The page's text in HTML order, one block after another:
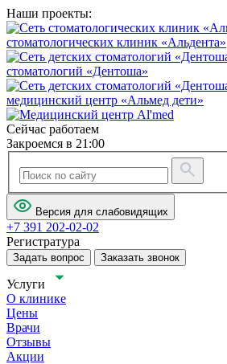
Наши проекты:
стоматологических клиник «Альдента»
стоматологий «Дентоша»
медицинский центр «Альмед дети»
Сейчас работаем
Закроемся в 21:00
Версия для слабовидящих
+7 391 202-02-02
Регистратура
Задать вопрос Заказать звонок
Услуги
О клинике
Цены
Врачи
Отзывы
Акции